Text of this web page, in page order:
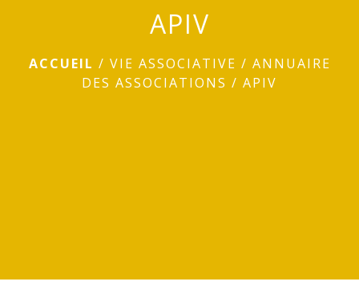
APIV
ACCUEIL / VIE ASSOCIATIVE / ANNUAIRE
DES ASSOCIATIONS / APIV